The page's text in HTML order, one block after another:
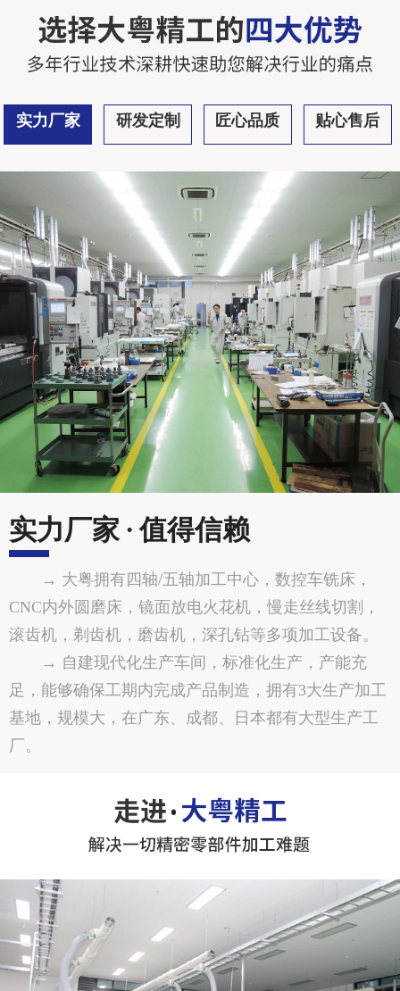
实力厂家 研发定制 匠心品质 贴心售后
实力厂家 · 值得信赖
→ 大粤拥有四轴/五轴加工中心，数控车铣床，
CNC内外圆磨床，镜面放电火花机，慢走丝线切割，
滚齿机，剃齿机，磨齿机，深孔钻等多项加工设备。
→ 自建现代化生产车间，标准化生产，产能充
足，能够确保工期内完成产品制造，拥有3大生产加工
基地，规模大，在广东、成都、日本都有大型生产工
厂。